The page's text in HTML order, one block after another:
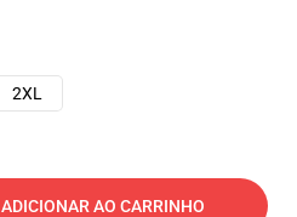
2XL
ADICIONAR AO CARRINHO